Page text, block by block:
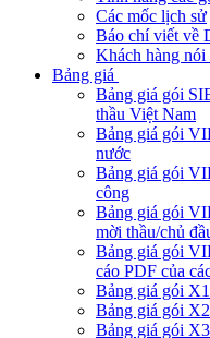
Các mốc lịch sử
Báo chí viết về
Khách hàng
Bảng giá
Bảng giá gói
thầu Việt Nam
Bảng giá gói
nước
Bảng giá gói
công
Bảng giá gói
mời thầu/chủ
Bảng giá gói
cáo PDF của
Bảng giá gói
Bảng giá gói
Bảng giá gói